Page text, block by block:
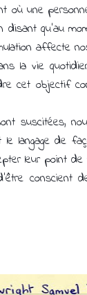
où une
qu'au
affecte
la vie
cet objectif
suscitées,
langage de
leur point
conscient